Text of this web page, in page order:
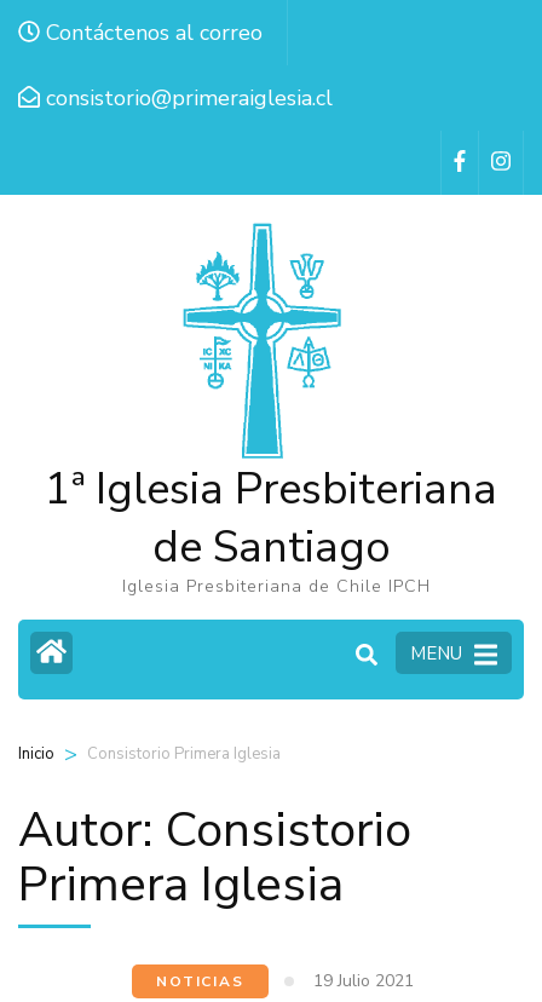
Contáctenos al correo
consistorio@primeraiglesia.cl
1ª Iglesia Presbiteriana
de Santiago
Iglesia Presbiteriana de Chile IPCH
MENU
Inicio > Consistorio Primera Iglesia
Autor: Consistorio
Primera Iglesia
NOTICIAS 19 Julio 2021